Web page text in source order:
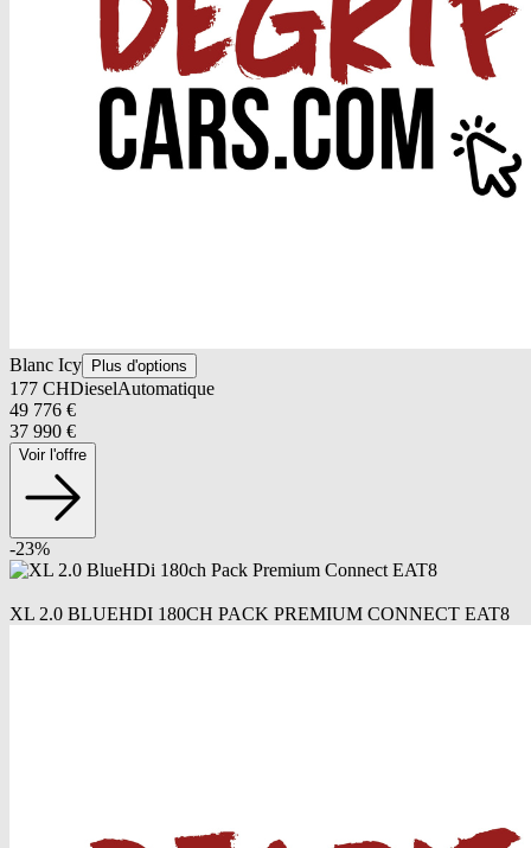
Blanc Icy Plus d'options
177 CHDieselAutomatique
49 776 €
37 990 €
Voir l'offre
-23%
XL 2.0 BLUEHDI 180CH PACK PREMIUM CONNECT EAT8